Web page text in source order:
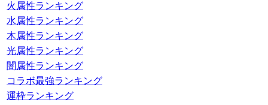
火属性ランキング
水属性ランキング
木属性ランキング
光属性ランキング
闇属性ランキング
コラボ最強ランキング
運枠ランキング